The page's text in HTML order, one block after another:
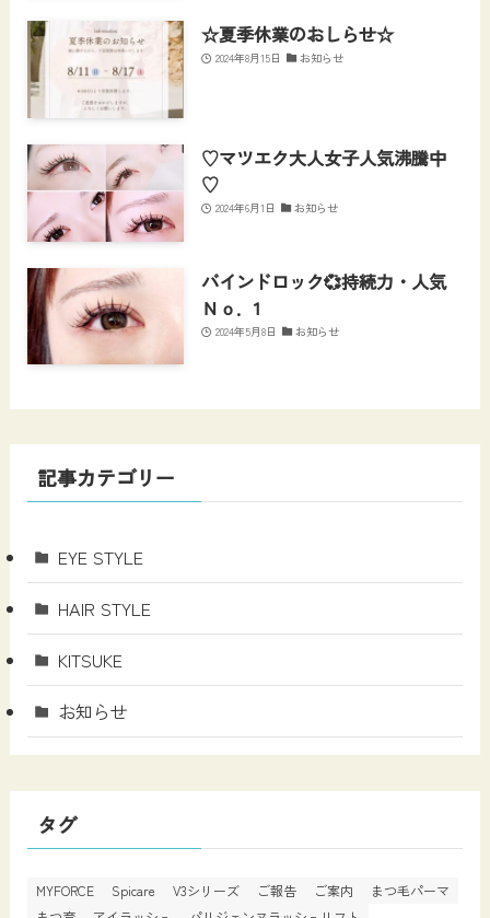
☆夏季休業のおしらせ☆
2024年8月15日 お知らせ
♡マツエク大人女子人気沸騰中
♡
2024年6月1日 お知らせ
バインドロック💞持続力・人気
Ｎｏ．1
2024年5月8日 お知らせ
記事カテゴリー
EYE STYLE
HAIR STYLE
KITSUKE
お知らせ
タグ
MYFORCE Spicare V3シリーズ ご報告 ご案内
まつ毛パーマ